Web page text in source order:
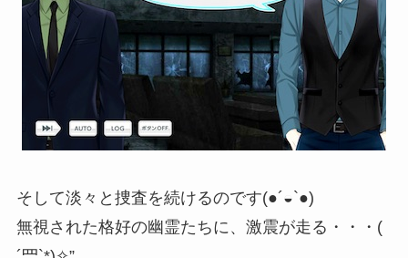
そして淡々と捜査を続けるのです(●´◒`●)
無視された格好の幽霊たちに、激震が走る・・・(